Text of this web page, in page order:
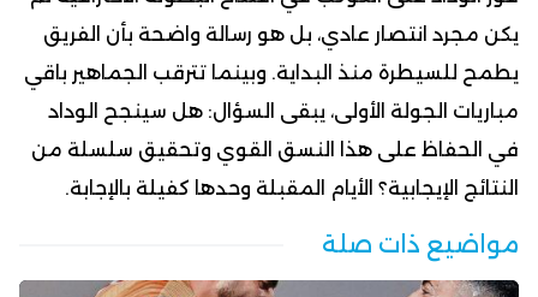
يكن مجرد انتصار عادي، بل هو رسالة واضحة بأن الفريق
يطمح للسيطرة منذ البداية. وبينما تترقب الجماهير باقي
مباريات الجولة الأولى، يبقى السؤال: هل سينجح الوداد
في الحفاظ على هذا النسق القوي وتحقيق سلسلة من
النتائج الإيجابية؟ الأيام المقبلة وحدها كفيلة بالإجابة.
مواضيع ذات صلة